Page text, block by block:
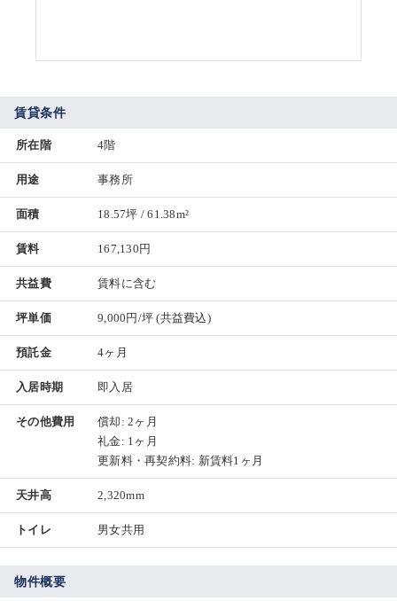
賃貸条件
所在階 4階
用途 事務所
面積 18.57坪 / 61.38m²
賃料 167,130円
共益費 賃料に含む
坪単価 9,000円/坪(共益費込)
預託金 4ヶ月
入居時期 即入居
その他費用
償却: 2ヶ月
礼金: 1ヶ月
更新料・再契約料: 新賃料1ヶ月
天井高 2,320mm
トイレ 男女共用
物件概要